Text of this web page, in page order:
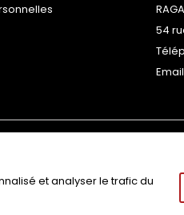
54
et analyser le trafic du